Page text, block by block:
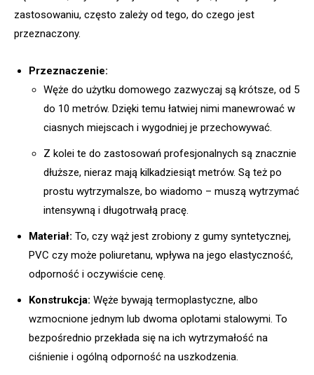
zastosowaniu, często zależy od tego, do czego jest
przeznaczony.
Przeznaczenie:
Węże do użytku domowego zazwyczaj są krótsze, od 5
do 10 metrów. Dzięki temu łatwiej nimi manewrować w
ciasnych miejscach i wygodniej je przechowywać.
Z kolei te do zastosowań profesjonalnych są znacznie
dłuższe, nieraz mają kilkadziesiąt metrów. Są też po
prostu wytrzymalsze, bo wiadomo – muszą wytrzymać
intensywną i długotrwałą pracę.
Materiał: To, czy wąż jest zrobiony z gumy syntetycznej,
PVC czy może poliuretanu, wpływa na jego elastyczność,
odporność i oczywiście cenę.
Konstrukcja: Węże bywają termoplastyczne, albo
wzmocnione jednym lub dwoma oplotami stalowymi. To
bezpośrednio przekłada się na ich wytrzymałość na
ciśnienie i ogólną odporność na uszkodzenia.